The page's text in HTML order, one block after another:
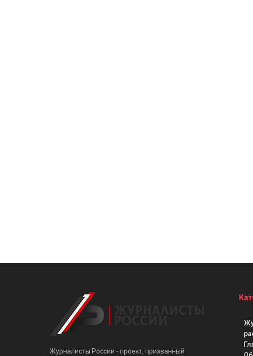
Журналисты России - проект, призванный